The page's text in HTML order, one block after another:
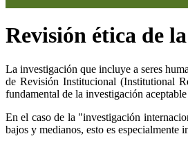
Revisión ética de
La investigación que incluye a seres
de Revisión Institucional (Institutional
fundamental de la investigación
En el caso de la "investigación
bajos y medianos, esto es